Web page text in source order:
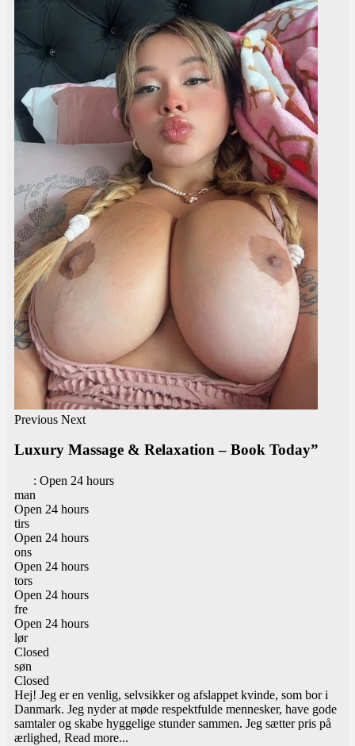
Previous Next
Luxury Massage & Relaxation – Book Today”
: Open 24 hours
man
Open 24 hours
tirs
Open 24 hours
ons
Open 24 hours
tors
Open 24 hours
fre
Open 24 hours
lør
Closed
søn
Closed
Hej! Jeg er en venlig, selvsikker og afslappet kvinde, som bor i
Danmark. Jeg nyder at møde respektfulde mennesker, have gode
samtaler og skabe hyggelige stunder sammen. Jeg sætter pris på
ærlighed, Read more...